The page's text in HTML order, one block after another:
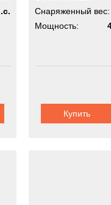
Снаряженный вес:
Мощность:
Купить